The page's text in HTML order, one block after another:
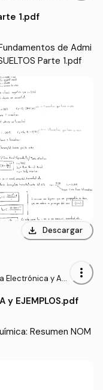
1.pdf
de Admi
Parte 1.pdf
download Descargar
Electrónica y Aut
more_vert
y EJEMPLOS.pdf
Resumen NOM